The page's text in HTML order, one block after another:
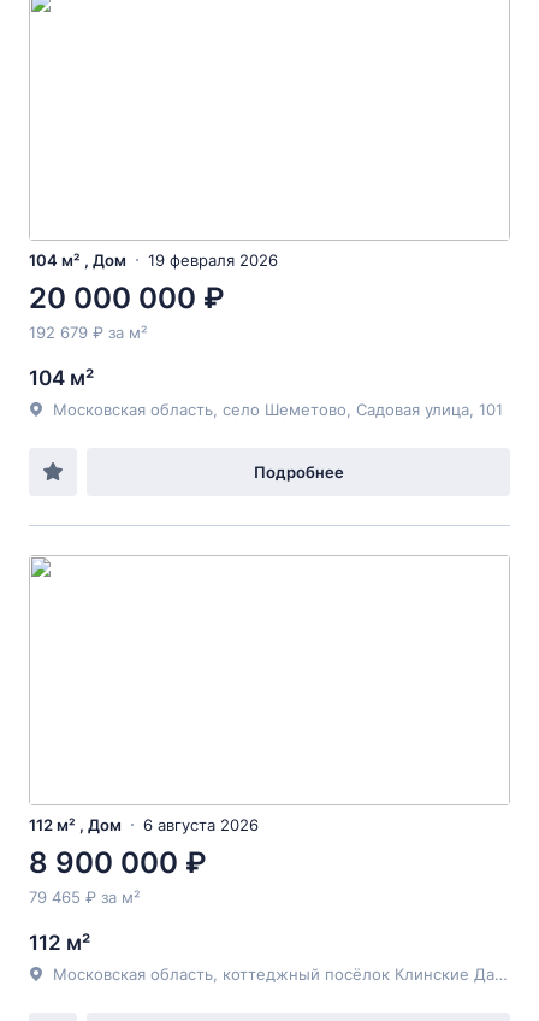
104 м² , Дом 19 февраля 2026
20 000 000 ₽
192 679 ₽ за м²
104 м²
Московская область, село Шеметово, Садовая улица, 101
Подробнее
112 м² , Дом 6 августа 2026
8 900 000 ₽
79 465 ₽ за м²
112 м²
Московская область, коттеджный посёлок Клинские Дачи, 126